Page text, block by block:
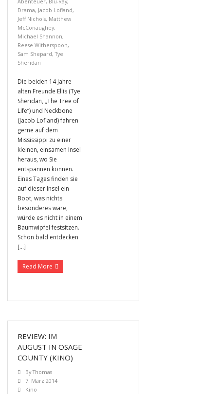
Drama, Jacob Lofland,
Jeff Nichols, Matthew
McConaughey,
Michael Shannon,
Reese Witherspoon,
Sam Shepard,Tye
Sheridan
Die beiden 14 Jahre
alten Freunde Ellis (Tye
Sheridan, „The Tree of
Life“) und Neckbone
(Jacob Lofland) fahren
gerne auf dem
Mississippi zu einer
kleinen, einsamen Insel
heraus, wo Sie
entspannen können.
Eines Tages finden sie
auf dieser Insel ein
Boot, was nichts
besonderes wäre,
würde es nicht in einem
Baumwipfel festsitzen.
Schon bald entdecken
[…]
Read More
REVIEW: IM
AUGUST IN OSAGE
COUNTY (KINO)
ByThomas
7. März 2014
Kino